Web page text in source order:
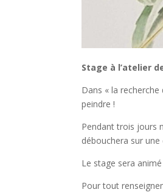
Stage à l’atelier
Dans « la
peindre !
Pendant trois jours
débouchera sur
Le stage sera
Pour tout